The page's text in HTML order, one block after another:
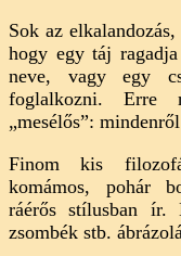
Sok az
hogy egy táj
neve, vagy egy
foglalkozni. Erre
„mesélős”:
Finom kis
komámos, pohár
ráérős stílusban
zsombék stb.